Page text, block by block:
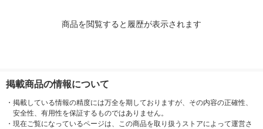
商品を閲覧すると履歴が表示されます
掲載商品の情報について
・ 掲載している情報の精度には万全を期しておりますが、その内容の正確性、
安全性、有用性を保証するものではありません。
・ 現在ご覧になっているページは、この商品を取り扱うストアによって運営さ